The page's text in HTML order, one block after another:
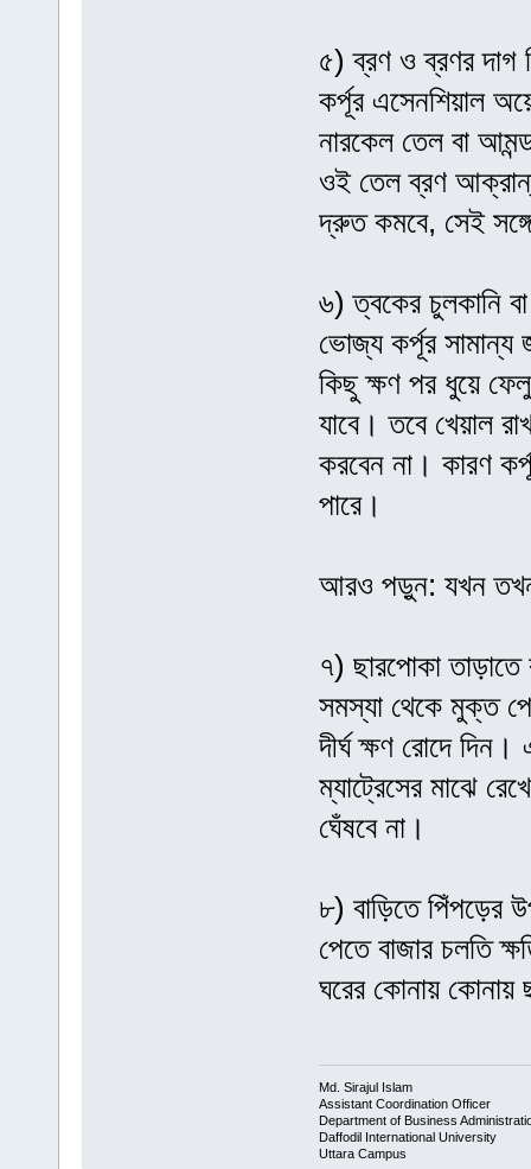
৫) ব্রণ ও ব্রণর দাগ
কর্পূর এসেনশিয়াল
নারকেল তেল বা
ওই তেল ব্রণ
দ্রুত কমবে, সেই
৬) ত্বকের চুলকানি
ভোজ্য কর্পূর সামান্য
কিছু ক্ষণ পর ধুয়ে
যাবে। তবে খেয়াল
করবেন না। কারণ
পারে।
আরও পড়ুন: যখন তখন
৭) ছারপোকা
সমস্যা থেকে মুক্ত
দীর্ঘ ক্ষণ রোদে
ম্যাট্রেসের মাঝে
ঘেঁষবে না।
৮) বাড়িতে পিঁপড়ের
পেতে বাজার চলতি
ঘরের কোনায় কোনায়
Md. Sirajul Islam
Assistant Coordination Officer
Department of Business
Daffodil International University
Uttara Campus